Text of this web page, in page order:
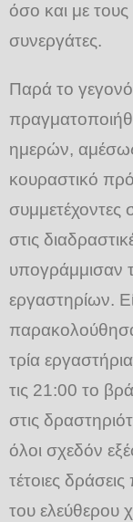
όσο και με τους
συνεργάτες.
Παρά το
ημερών,
κουραστικό
συμμετέχοντες
στις
υπογράμμισαν
εργαστηρίων.
τρία
τις 21:00 το
στις
όλοι σχεδόν
τέτοιες
του ελεύθερου